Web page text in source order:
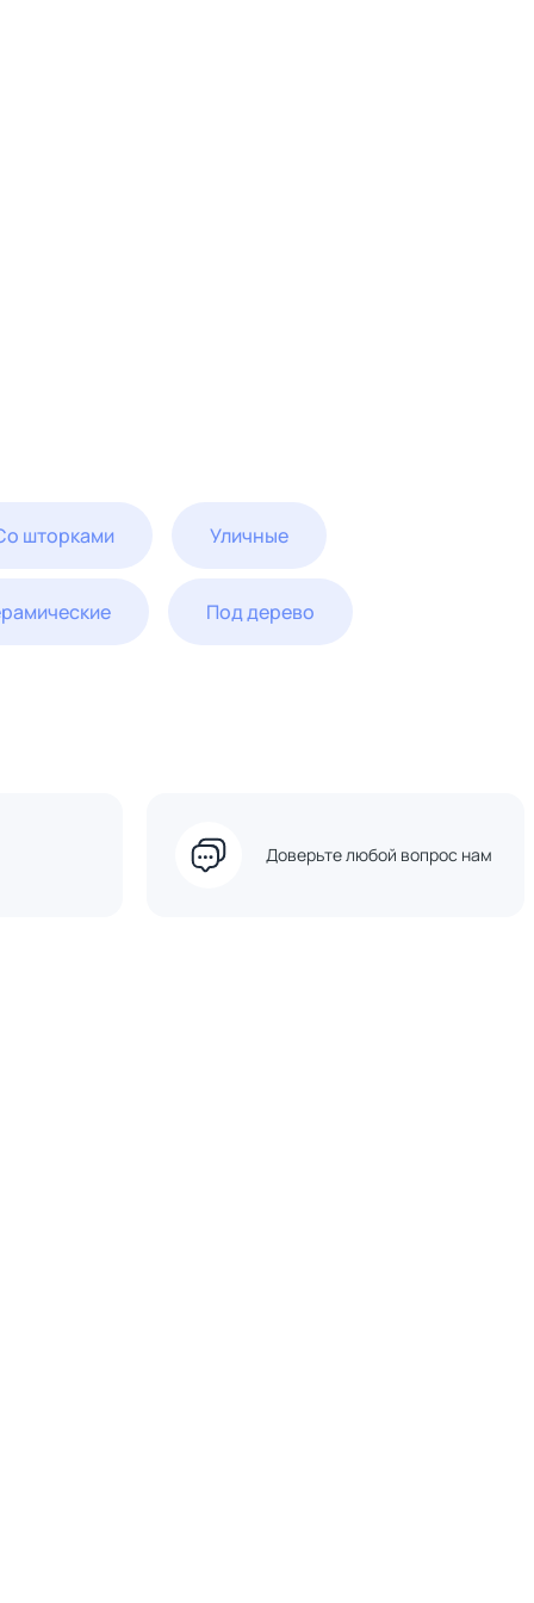
шторками Уличные
Под дерево
Доверьте любой вопрос нам